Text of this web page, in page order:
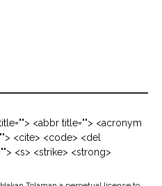
<abbr title=""> <acronym
<cite> <code> <del
<s> <strike> <strong>